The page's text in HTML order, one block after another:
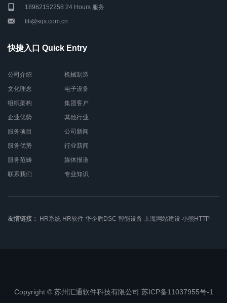
18962152258 24 Hours 服务
lili@sqs.com.cn
快捷入口 Quick Entry
公司介绍
文化理念
组织架构
企业优势
服务项目
服务优势
服务范畴
联系我们
机械制造
电子设备
集团客户
其他行业
公司新闻
行业新闻
媒体报道
专业知识
友情链接： HR系统 HR软件 华企盾DSC 智能设备 上海网站建设 小熊HTTP
Copyright © 苏州汇通软件科技有限公司 苏ICP备11037955号-1